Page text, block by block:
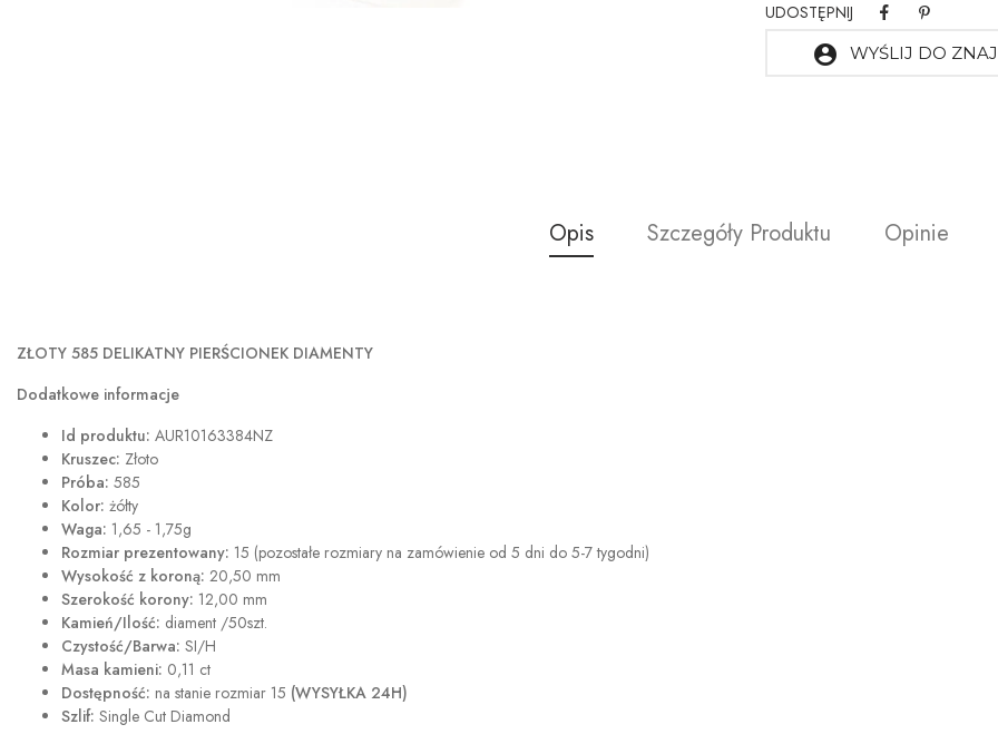
UDOSTĘPNIJ
account_circle WYŚLIJ DO
Opis Szczegóły Produktu Opinie
ZŁOTY 585 DELIKATNY PIERŚCIONEK DIAMENTY
Dodatkowe informacje
Id produktu: AUR10163384NZ
Kruszec: Złoto
Próba: 585
Kolor: żółty
Waga: 1,65 - 1,75g
Rozmiar prezentowany: 15 (pozostałe rozmiary na zamówienie od 5 dni do 5-7 tygodni)
Wysokość z koroną: 20,50 mm
Szerokość korony: 12,00 mm
Kamień/Ilość: diament /50szt.
Czystość/Barwa: SI/H
Masa kamieni: 0,11 ct
Dostępność: na stanie rozmiar 15 (WYSYŁKA 24H)
Szlif: Single Cut Diamond